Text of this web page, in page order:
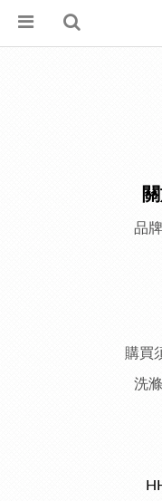
品
購買
洗